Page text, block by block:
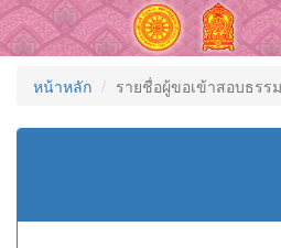
หน้าหลัก รายชื่อผู้ขอเข้าสอบธร